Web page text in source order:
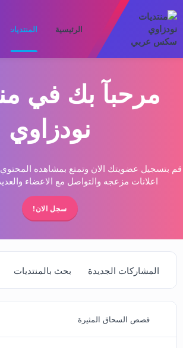
الرئيسية المنتديات
مرحبآ بك في
نودزاوي
قم بتسجيل عضويتك الان وتمتع بمشاهده
اعلانات مزعجه والتواصل مع الاعضاء
سجل الان!
المشاركات الجديدة بحث بالمنتديات
قصص السحاق المثيرة